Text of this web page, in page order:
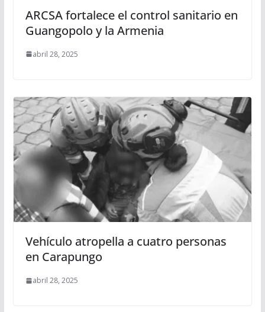
ARCSA fortalece el control sanitario en
Guangopolo y la Armenia
abril 28, 2025
Vehículo atropella a cuatro personas
en Carapungo
abril 28, 2025